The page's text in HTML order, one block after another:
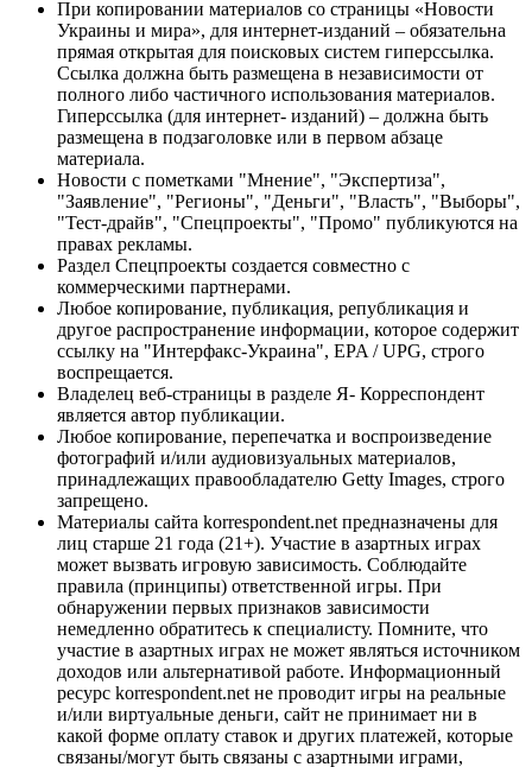
При копировании материалов со страницы «Новости
Украины и мира», для интернет-изданий – обязательна
прямая открытая для поисковых систем гиперссылка.
Ссылка должна быть размещена в независимости от
полного либо частичного использования материалов.
Гиперссылка (для интернет- изданий) – должна быть
размещена в подзаголовке или в первом абзаце
материала.
Новости с пометками "Мнение", "Экспертиза",
"Заявление", "Регионы", "Деньги", "Власть", "Выборы",
"Тест-драйв", "Спецпроекты", "Промо" публикуются на
правах рекламы.
Раздел Спецпроекты создается совместно с
коммерческими партнерами.
Любое копирование, публикация, републикация и
другое распространение информации, которое содержит
ссылку на "Интерфакс-Украина", EPA / UPG, строго
воспрещается.
Владелец веб-страницы в разделе Я- Корреспондент
является автор публикации.
Любое копирование, перепечатка и воспроизведение
фотографий и/или аудиовизуальных материалов,
принадлежащих правообладателю Getty Images, строго
запрещено.
Материалы сайта korrespondent.net предназначены для
лиц старше 21 года (21+). Участие в азартных играх
может вызвать игровую зависимость. Соблюдайте
правила (принципы) ответственной игры. При
обнаружении первых признаков зависимости
немедленно обратитесь к специалисту. Помните, что
участие в азартных играх не может являться источником
доходов или альтернативой работе. Информационный
ресурс korrespondent.net не проводит игры на реальные
и/или виртуальные деньги, сайт не принимает ни в
какой форме оплату ставок и других платежей, которые
связаны/могут быть связаны с азартными играми,